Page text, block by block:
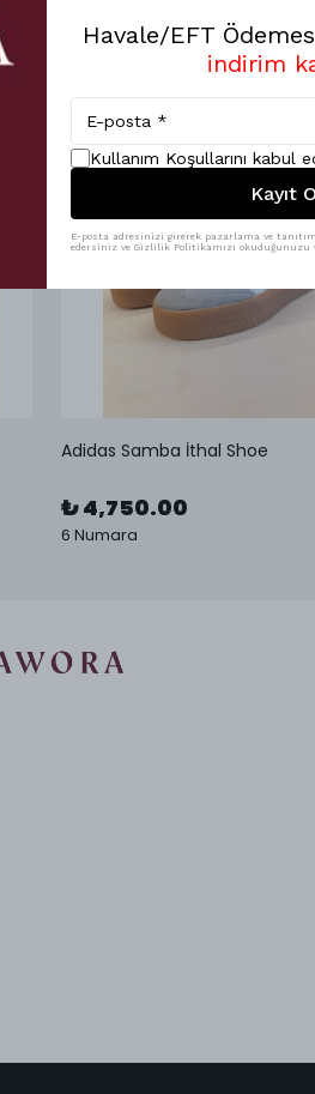
Adidas Samba İthal Shoe
₺ 4,750.00
6 Numara
Havale/EFT
indirim
Kullanım Koşullarını kabul
Kayıt
E-posta adresinizi girerek pazarlama ve
edersiniz ve Gizlilik Politikamızı okuduğunuzu